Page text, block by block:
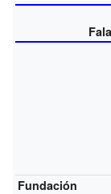
Fundación